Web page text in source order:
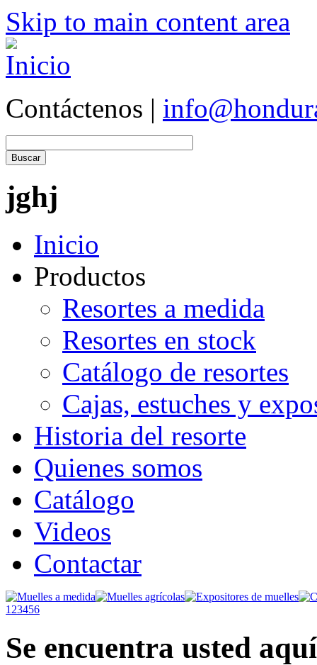
Skip to main content area
Contáctenos |
jghj
Inicio
Productos
Resortes a medida
Resortes en stock
Catálogo de resortes
Cajas, estuches y
Historia del resorte
Quienes somos
Catálogo
Videos
Contactar
1 23456
Se encuentra usted aquí